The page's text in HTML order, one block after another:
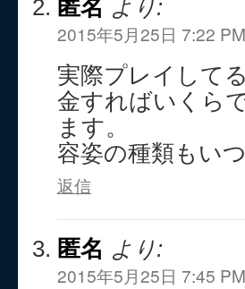
匿名 より:
2015年5月25日 7:22 PM
実際プレイして
金すればいくら
ます。
容姿の種類もい
返信
匿名 より:
2015年5月25日 7:45 PM